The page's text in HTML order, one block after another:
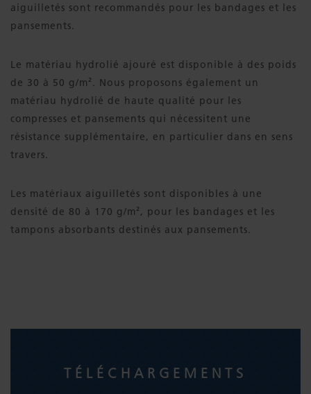
aiguilletés sont recommandés pour les bandages et les
pansements.
Le matériau hydrolié ajouré est disponible à des poids
de 30 à 50 g/m². Nous proposons également un
matériau hydrolié de haute qualité pour les
compresses et pansements qui nécessitent une
résistance supplémentaire, en particulier dans en sens
travers.
Les matériaux aiguilletés sont disponibles à une
densité de 80 à 170 g/m², pour les bandages et les
tampons absorbants destinés aux pansements.
TÉLÉCHARGEMENTS